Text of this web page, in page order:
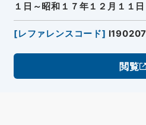
１日～昭和１７年１２月１１日
[レファレンスコード]
閲覧